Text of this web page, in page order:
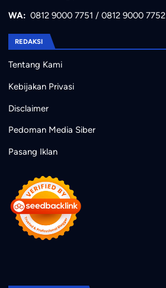
WA: 0812 9000 7751 / 0812 9000 7752
REDAKSI
Tentang Kami
Kebijakan Privasi
Disclaimer
Pedoman Media Siber
Pasang Iklan